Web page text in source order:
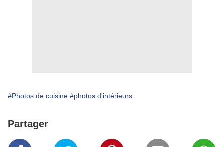
#Photos de cuisine #photos d'intérieurs
Partager